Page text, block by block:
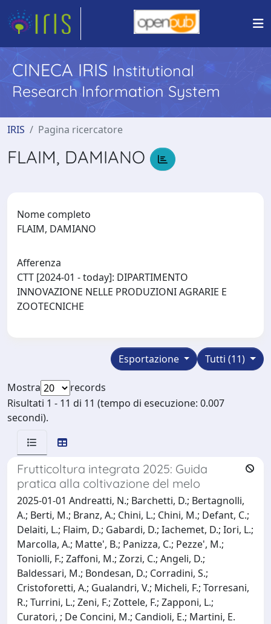
CINECA IRIS Institutional
Research Information System
IRIS Pagina ricercatore
FLAIM, DAMIANO
Nome completo
FLAIM, DAMIANO
Afferenza
CTT [2024-01 - today]: DIPARTIMENTO
INNOVAZIONE NELLE PRODUZIONI AGRARIE E
ZOOTECNICHE
Tutti (11)
Esportazione
Mostra
records
Risultati 1 - 11 di 11 (tempo di esecuzione: 0.007
secondi).
Frutticoltura integrata 2025: Guida
pratica alla coltivazione del melo
2025-01-01 Andreatti, N.; Barchetti, D.; Bertagnolli,
A.; Berti, M.; Branz, A.; Chini, L.; Chini, M.; Defant, C.;
Delaiti, L.; Flaim, D.; Gabardi, D.; Iachemet, D.; Iori, L.;
Marcolla, A.; Matte', B.; Panizza, C.; Pezze', M.;
Toniolli, F.; Zaffoni, M.; Zorzi, C.; Angeli, D.;
Baldessari, M.; Bondesan, D.; Corradini, S.;
Cristoforetti, A.; Gualandri, V.; Micheli, F.; Torresani,
R.; Turrini, L.; Zeni, F.; Zottele, F.; Zapponi, L.;
Curatori, ; De Concini, M.; Candioli, E.; Martini, E.